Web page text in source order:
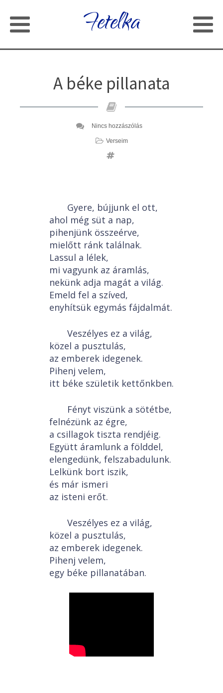
Fetelka
A béke pillanata
Nincs hozzászólás
Verseim
Gyere, bújjunk el ott,
ahol még süt a nap,
pihenjünk összeérve,
mielőtt ránk találnak.
Lassul a lélek,
mi vagyunk az áramlás,
nekünk adja magát a világ.
Emeld fel a szíved,
enyhítsük egymás fájdalmát.
Veszélyes ez a világ,
közel a pusztulás,
az emberek idegenek.
Pihenj velem,
itt béke születik kettőnkben.
Fényt viszünk a sötétbe,
felnézünk az égre,
a csillagok tiszta rendjéig.
Együtt áramlunk a földdel,
elengedünk, felszabadulunk.
Lelkünk bort iszik,
és már ismeri
az isteni erőt.
Veszélyes ez a világ,
közel a pusztulás,
az emberek idegenek.
Pihenj velem,
egy béke pillanatában.